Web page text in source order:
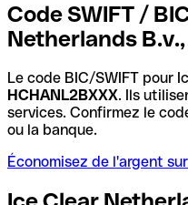
Code SWIFT /
Netherlands
Le code BIC/SWIFT pour
HCHANL2BXXX. Ils
services. Confirmez le
ou la banque.
Économisez de l'argent